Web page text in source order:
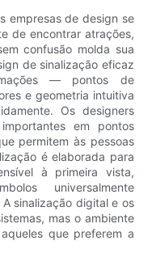
empresas de design se
de encontrar atrações,
confusão molda sua
de sinalização eficaz
— pontos de
e geometria intuitiva
Os designers
em pontos
permitem às pessoas
é elaborada para
à primeira vista,
universalmente
sinalização digital e os
mas o ambiente
que preferem a